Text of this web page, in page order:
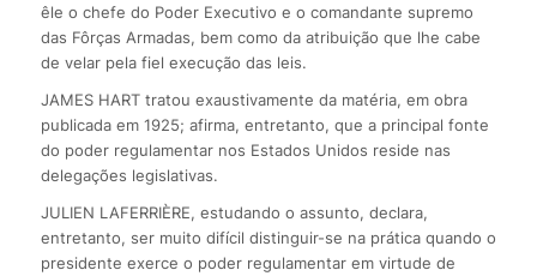
êle o chefe do Poder Executivo e o comandante supremo
das Fôrças Armadas, bem como da atribuição que lhe cabe
de velar pela fiel execução das leis.
JAMES HART tratou exaustivamente da matéria, em obra
publicada em 1925; afirma, entretanto, que a principal fonte
do poder regulamentar nos Estados Unidos reside nas
delegações legislativas.
JULIEN LAFERRIÈRE, estudando o assunto, declara,
entretanto, ser muito difícil distinguir-se na prática quando o
presidente exerce o poder regulamentar em virtude de